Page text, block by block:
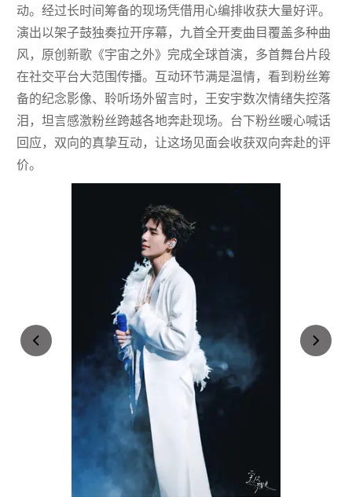
动。经过长时间筹备的现场凭借用心编排收获大量好评。
演出以架子鼓独奏拉开序幕，九首全开麦曲目覆盖多种曲
风，原创新歌《宇宙之外》完成全球首演，多首舞台片段
在社交平台大范围传播。互动环节满是温情，看到粉丝筹
备的纪念影像、聆听场外留言时，王安宇数次情绪失控落
泪，坦言感激粉丝跨越各地奔赴现场。台下粉丝暖心喊话
回应，双向的真挚互动，让这场见面会收获双向奔赴的评
价。